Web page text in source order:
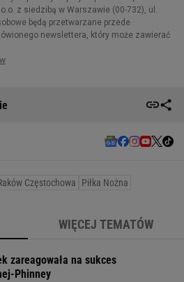
Częstochowa Piłka Nożna
WIĘCEJ TEMATÓW
zareagowała na sukces
Phinney